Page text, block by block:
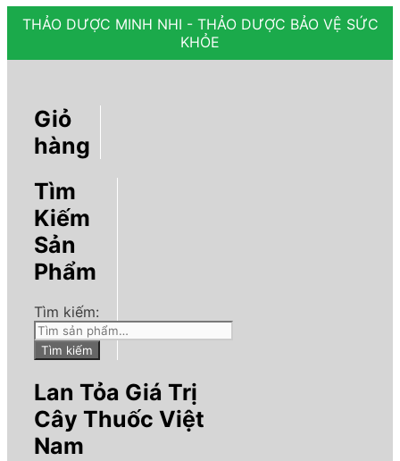
THẢO DƯỢC MINH NHI - THẢO DƯỢC BẢO VỆ SỨC
KHỎE
Giỏ
hàng
Tìm
Kiếm
Sản
Phẩm
Tìm kiếm:
Tìm kiếm
Lan Tỏa Giá Trị
Cây Thuốc Việt
Nam